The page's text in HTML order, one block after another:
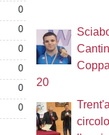
0
0
0
0
0
0
20